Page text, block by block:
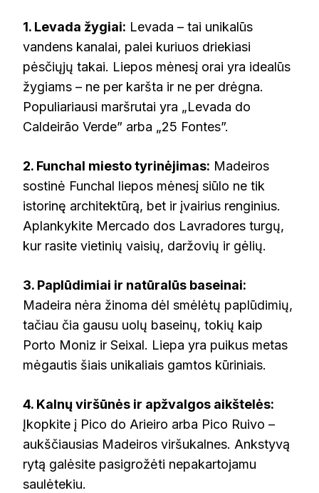
1. Levada žygiai: Levada – tai unikalūs
vandens kanalai, palei kuriuos driekiasi
pėsčiųjų takai. Liepos mėnesį orai yra idealūs
žygiams – ne per karšta ir ne per drėgna.
Populiariausi maršrutai yra „Levada do
Caldeirão Verde” arba „25 Fontes”.
2. Funchal miesto tyrinėjimas: Madeiros
sostinė Funchal liepos mėnesį siūlo ne tik
istorinę architektūrą, bet ir įvairius renginius.
Aplankykite Mercado dos Lavradores turgų,
kur rasite vietinių vaisių, daržovių ir gėlių.
3. Paplūdimiai ir natūralūs baseinai:
Madeira nėra žinoma dėl smėlėtų paplūdimių,
tačiau čia gausu uolų baseinų, tokių kaip
Porto Moniz ir Seixal. Liepa yra puikus metas
mėgautis šiais unikaliais gamtos kūriniais.
4. Kalnų viršūnės ir apžvalgos aikštelės:
Įkopkite į Pico do Arieiro arba Pico Ruivo –
aukščiausias Madeiros viršukalnes. Ankstyvą
rytą galėsite pasigrožėti nepakartojamu
saulėtekiu.